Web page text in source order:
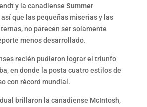
y la canadiense Summer
así que las pequeñas miserias y las
no parecen ser solamente
menos desarrollado.
recién pudieron lograr el triunfo
en donde la posta cuatro estilos de
con récord mundial.
brillaron la canadiense McIntosh,